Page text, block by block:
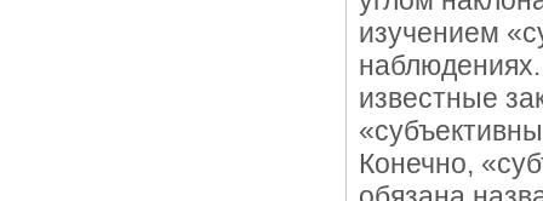
изучением
известные
Конечно,